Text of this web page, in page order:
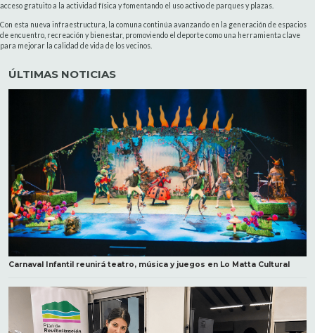
acceso gratuito a la actividad física y fomentando el uso activo de parques y plazas.
Con esta nueva infraestructura, la comuna continúa avanzando en la generación de espacios
de encuentro, recreación y bienestar, promoviendo el deporte como una herramienta clave
para mejorar la calidad de vida de los vecinos.
ÚLTIMAS NOTICIAS
Carnaval Infantil reunirá teatro, música y juegos en Lo Matta Cultural